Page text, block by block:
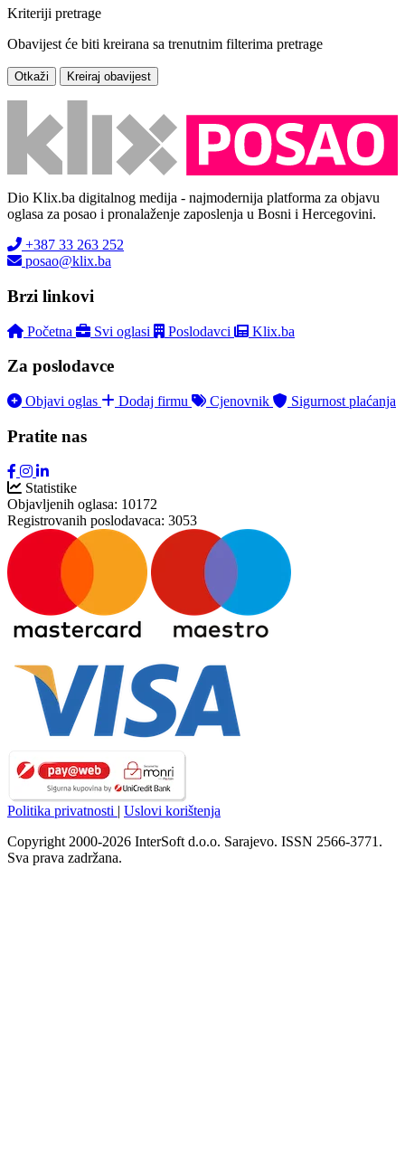
Kriteriji pretrage
Obavijest će biti kreirana sa trenutnim filterima pretrage
Otkaži Kreiraj obavijest
Dio Klix.ba digitalnog medija - najmodernija platforma za objavu
oglasa za posao i pronalaženje zaposlenja u Bosni i Hercegovini.
+387 33 263 252
posao@klix.ba
Brzi linkovi
Početna Svi oglasi Poslodavci Klix.ba
Za poslodavce
Objavi oglas Dodaj firmu Cjenovnik Sigurnost plaćanja
Pratite nas
Statistike
Objavljenih oglasa: 10172
Registrovanih poslodavaca: 3053
Politika privatnosti | Uslovi korištenja
Copyright 2000-2026 InterSoft d.o.o. Sarajevo. ISSN 2566-3771.
Sva prava zadržana.